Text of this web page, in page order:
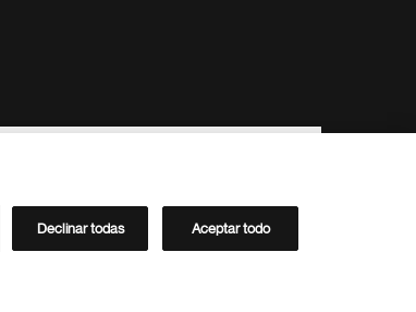
Directorio de Novartis
Declinar todas Aceptar todo